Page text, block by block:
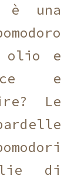
una
olio e
e
Le
di